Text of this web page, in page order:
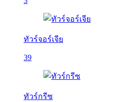
ทัวร์จอร์เจีย
39
ทัวร์กรีซ